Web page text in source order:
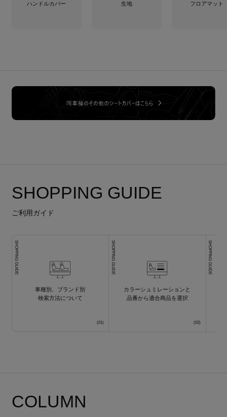
ハンドルカバー 生地 フロアマット
SHOPPING GUIDE
ご利用ガイド
SHOPPING GUIDE
車種別、ブランド別
検索方法について
SHOPPING GUIDE
カラーシュミレーションと
品番から適合商品を選択
SHOPPING GUIDE
COLUMN